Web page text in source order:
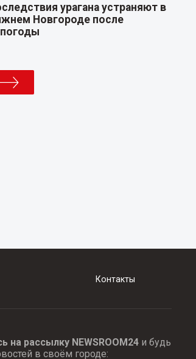
урагана устраняют в
Новгороде после
Контакты
на рассылку NEWSROOM24и будь
в своём городе: